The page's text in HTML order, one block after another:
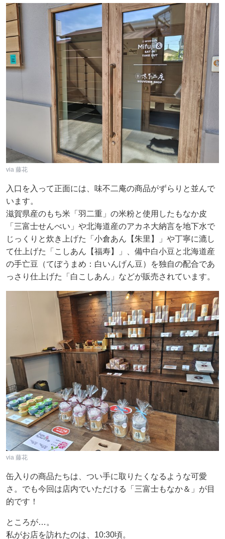
via 藤花
入口を入って正面には、味不二庵の商品がずらりと並んで
います。
滋賀県産のもち米「羽二重」の米粉と使用したもなか皮
「三富士せんべい」や北海道産のアカネ大納言を地下水で
じっくりと炊き上げた「小倉あん【朱里】」や丁寧に漉し
て仕上げた「こしあん【福寿】」、備中白小豆と北海道産
の手亡豆（てぼうまめ：白いんげん豆）を独自の配合であ
っさり仕上げた「白こしあん」などが販売されています。
via 藤花
缶入りの商品たちは、つい手に取りたくなるような可愛
さ。でも今回は店内でいただける「三富士もなか＆」が目
的です！
ところが…。
私がお店を訪れたのは、10:30頃。